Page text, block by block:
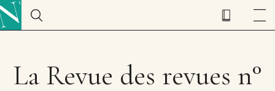
La Revue des revues n°